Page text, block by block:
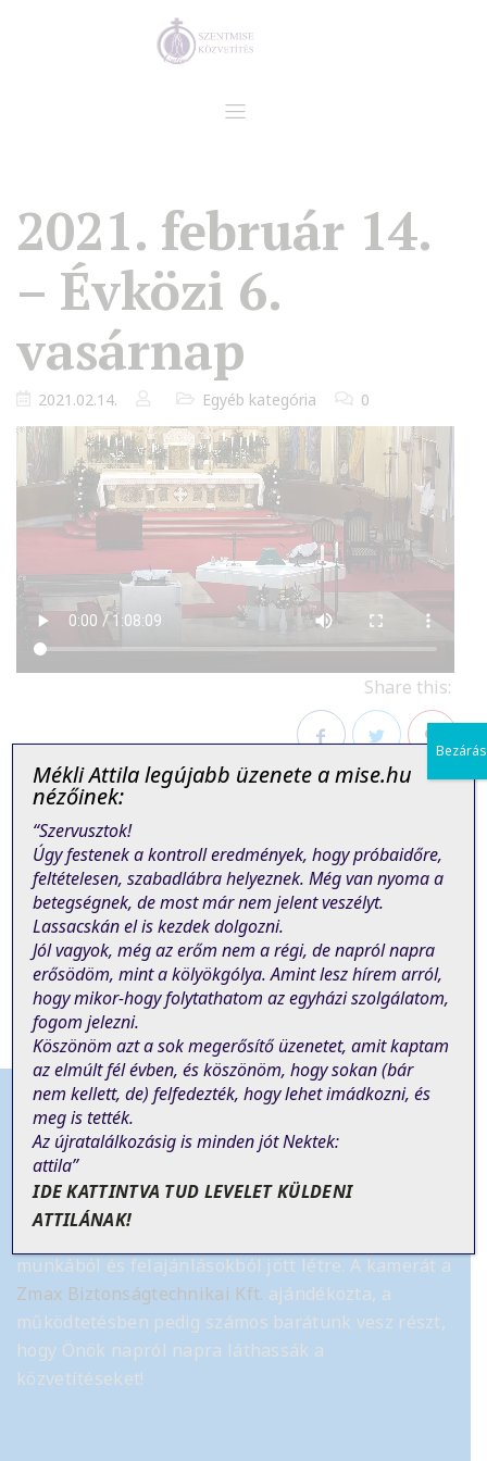
2021. február 14.
– Évközi 6.
vasárnap
2021.02.14. Egyéb kategória 0
Share this:
FacebookTwitterPinterest
PREVIOUS POST
Tájékoztató
munkából és felajánlásokból jött létre. A kamerát a
Zmax Biztonságtechnikai Kft. ajándékozta, a
működtetésben pedig számos barátunk vesz részt,
hogy Önök napról napra láthassák a
közvetítéseket!
Mékli Attila legújabb üzenete a mise.hu
nézőinek:
“Szervusztok!
Úgy festenek a kontroll eredmények, hogy próbaidőre,
feltételesen, szabadlábra helyeznek. Még van nyoma a
betegségnek, de most már nem jelent veszélyt.
Lassacskán el is kezdek dolgozni.
Jól vagyok, még az erőm nem a régi, de napról napra
erősödöm, mint a kölyökgólya. Amint lesz hírem arról,
hogy mikor-hogy folytathatom az egyházi szolgálatom,
fogom jelezni.
Köszönöm azt a sok megerősítő üzenetet, amit kaptam
az elmúlt fél évben, és köszönöm, hogy sokan (bár
nemkellett, de) felfedezték, hogy lehet imádkozni, és
meg is tették.
Az újratalálkozásig is minden jót Nektek:
attila”
IDE KATTINTVA TUD LEVELET KÜLDENI
ATTILÁNAK!
Bezárás